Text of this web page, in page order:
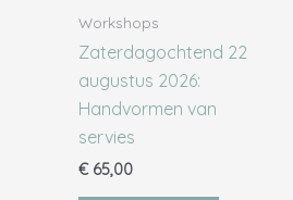
Workshops
Zaterdagochtend 22
augustus 2026:
Handvormen van
servies
€65,00